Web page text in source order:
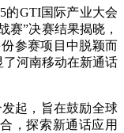
GTI国际产业大会
赛”决赛结果揭晓，
参赛项目中脱颖而
河南移动在新通话
起，旨在鼓励全球
，探索新通话应用